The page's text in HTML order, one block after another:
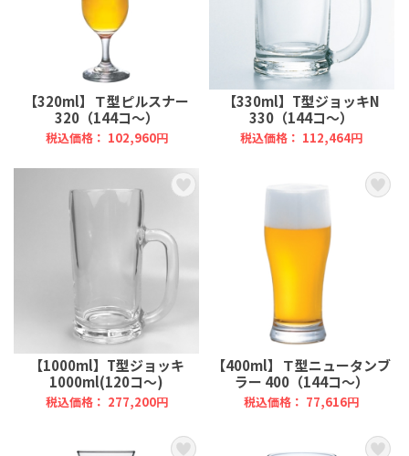
【320ml】Ｔ型ピルスナー
320（144コ～）
税込価格： 102,960円
【330ml】T型ジョッキN
330（144コ～）
税込価格： 112,464円
【1000ml】T型ジョッキ
1000ml(120コ～)
税込価格： 277,200円
【400ml】Ｔ型ニュータンブ
ラー 400（144コ～）
税込価格： 77,616円